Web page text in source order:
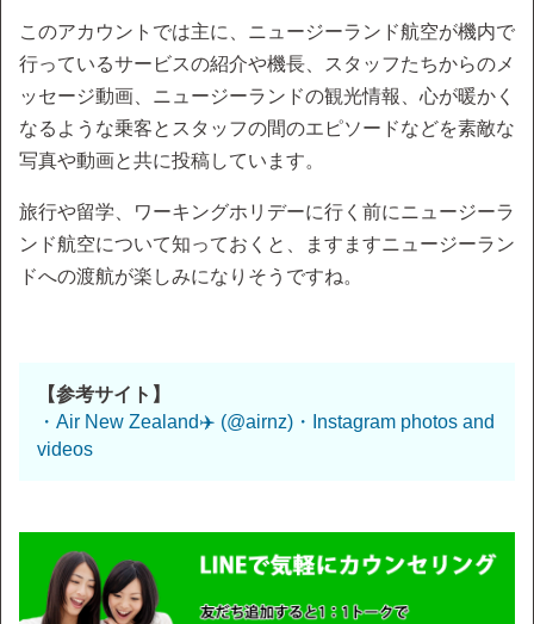
このアカウントでは主に、ニュージーランド航空が機内で
行っているサービスの紹介や機長、スタッフたちからのメ
ッセージ動画、ニュージーランドの観光情報、心が暖かく
なるような乗客とスタッフの間のエピソードなどを素敵な
写真や動画と共に投稿しています。
旅行や留学、ワーキングホリデーに行く前にニュージーラ
ンド航空について知っておくと、ますますニュージーラン
ドへの渡航が楽しみになりそうですね。
【参考サイト】
・Air New Zealand✈️ (@airnz)・Instagram photos and
videos